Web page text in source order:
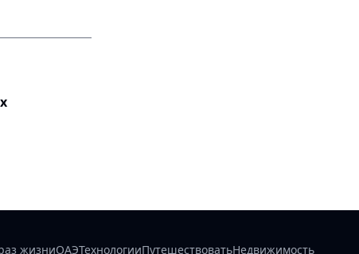
жизниОАЭТехнологииПутешествоватьНедвижимость